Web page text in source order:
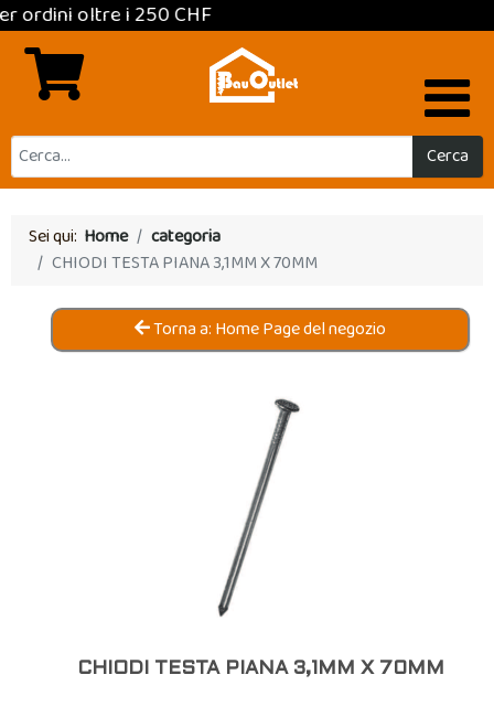
i 250 CHF
Cerca
Sei qui: Home
categoria
CHIODI TESTA PIANA 3,1MM X 70MM
Torna a: Home Page del negozio
CHIODI TESTA PIANA 3,1MM X 70MM